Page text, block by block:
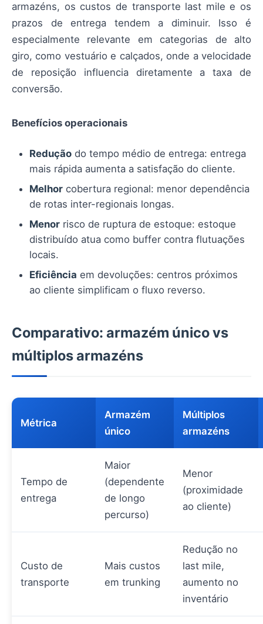
armazéns, os custos de transporte last mile e os
prazos de entrega tendem a diminuir. Isso é
especialmente relevante em categorias de alto
giro, como vestuário e calçados, onde a velocidade
de reposição influencia diretamente a taxa de
conversão.
Benefícios operacionais
Redução do tempo médio de entrega: entrega
mais rápida aumenta a satisfação do cliente.
Melhor cobertura regional: menor dependência
de rotas inter-regionais longas.
Menor risco de ruptura de estoque: estoque
distribuído atua como buffer contra flutuações
locais.
Eficiência em devoluções: centros próximos
ao cliente simplificam o fluxo reverso.
Comparativo: armazém único vs
múltiplos armazéns
Métrica
Armazém
único
Múltiplos
armazéns
Tempo de
entrega
Maior
(dependente
de longo
percurso)
Menor
(proximidade
ao cliente)
Custo de
transporte
Mais custos
em trunking
Redução no
last mile,
aumento no
inventário